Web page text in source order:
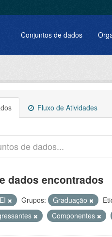
Conjuntos de dados
Fluxo de Atividades
dados encontrados
Grupos: Graduação
Componentes